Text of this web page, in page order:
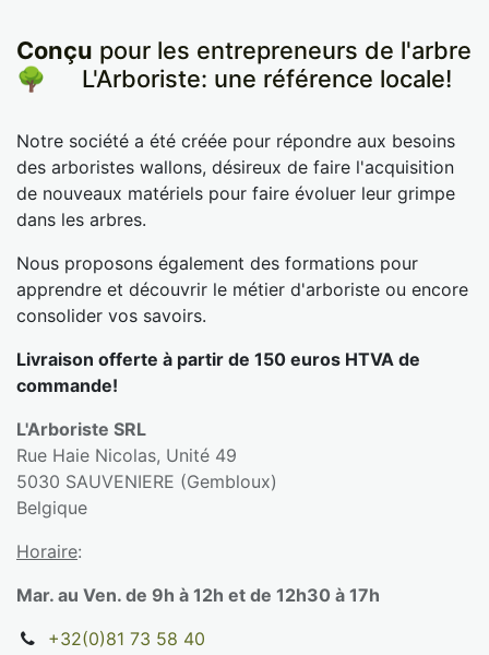
Conçu pour les entrepreneurs de l'arbre
🌳
​L'Arboriste: une référence locale!
Notre société a été créée pour répondre aux besoins
des arboristes wallons, désireux de faire l'acquisition
de nouveaux matériels pour faire évoluer leur grimpe
dans les arbres.
Nous proposons également des formations pour
apprendre et découvrir le métier d'arboriste ou encore
consolider vos savoirs.
Livraison offerte à partir de 150 euros HTVA de
commande!
L'Arboriste SRL
Rue Haie Nicolas, Unité 49
5030 SAUVENIERE (Gembloux)
Belgique
Horaire:
Mar. au Ven. de 9h à 12h et de 12h30 à 17h
+32(0)81 73 58 40